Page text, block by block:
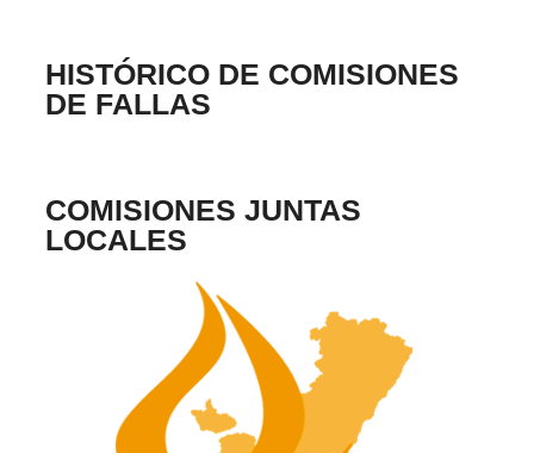
HISTÓRICO DE COMISIONES
DE FALLAS
COMISIONES JUNTAS
LOCALES